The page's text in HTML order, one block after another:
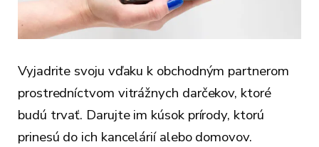
Vyjadrite svoju vďaku k obchodným partnerom
prostredníctvom vitrážnych darčekov, ktoré
budú trvať. Darujte im kúsok prírody, ktorú
prinesú do ich kancelárií alebo domovov.